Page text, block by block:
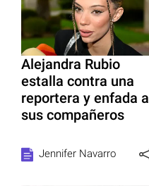
Alejandra Rubio
estalla contra una
reportera y enfada a
sus compañeros
Jennifer Navarro